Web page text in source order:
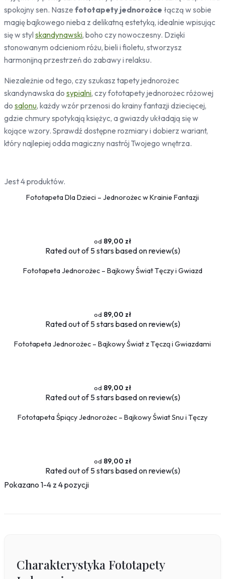
Kraków
Gdańsk
Moskwa
Tokio
Wrocław
Natura
Liście
Rośliny
Bambus
Drzewa
Słońce
Jedzenie
Ciężarówki
Koszykówka
Siłownia
Pikowane
Ptaki
spokojny sen. Nasze fototapety jednorożce łączą w sobie
magię bajkowego nieba z delikatną estetyką, idealnie wpisując
się w styl skandynawski, boho czy nowoczesny. Dzięki
stonowanym odcieniom różu, bieli i fioletu, stworzysz
harmonijną przestrzeń do zabawy i relaksu.
Niezależnie od tego, czy szukasz tapety jednorożec
skandynawska do sypialni, czy fototapety jednorożec różowej
do salonu, każdy wzór przenosi do krainy fantazji dziecięcej,
gdzie chmury spotykają księżyc, a gwiazdy układają się w
kojące wzory. Sprawdź dostępne rozmiary i dobierz wariant,
który najlepiej odda magiczny nastrój Twojego wnętrza.
Jest 4 produktów.
Fototapeta Dla Dzieci – Jednorożec w Krainie Fantazji
89,00 zł
Ratedout of 5 stars based onreview(s)
Fototapeta Jednorożec – Bajkowy Świat Tęczy i Gwiazd
89,00 zł
Ratedout of 5 stars based onreview(s)
Fototapeta Jednorożec – Bajkowy Świat z Tęczą i Gwiazdami
89,00 zł
Ratedout of 5 stars based onreview(s)
Fototapeta Śpiący Jednorożec – Bajkowy Świat Snu i Tęczy
89,00 zł
Ratedout of 5 stars based onreview(s)
Pokazano 1-4 z 4 pozycji
Charakterystyka Fototapety